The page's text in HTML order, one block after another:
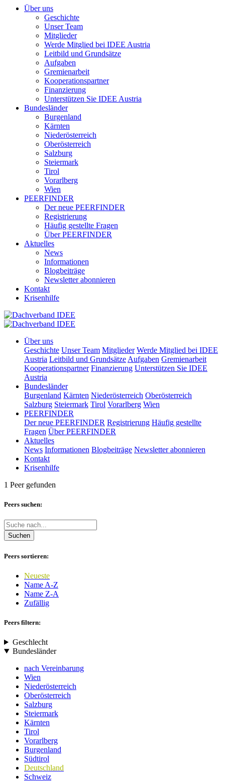
Über uns
Geschichte
Unser Team
Mitglieder
Werde Mitglied bei IDEE Austria
Leitbild und Grundsätze
Aufgaben
Gremienarbeit
Kooperationspartner
Finanzierung
Unterstützen Sie IDEE Austria
Bundesländer
Burgenland
Kärnten
Niederösterreich
Oberösterreich
Salzburg
Steiermark
Tirol
Vorarlberg
Wien
PEERFINDER
Der neue PEERFINDER
Registrierung
Häufig gestellte Fragen
Über PEERFINDER
Aktuelles
News
Informationen
Blogbeiträge
Newsletter abonnieren
Kontakt
Krisenhilfe
Über uns
Geschichte Unser Team Mitglieder Werde Mitglied bei IDEE
Austria Leitbild und Grundsätze Aufgaben Gremienarbeit
Kooperationspartner Finanzierung Unterstützen Sie IDEE
Austria
Bundesländer
Burgenland Kärnten Niederösterreich Oberösterreich
Salzburg Steiermark Tirol Vorarlberg Wien
PEERFINDER
Der neue PEERFINDER Registrierung Häufig gestellte
Fragen Über PEERFINDER
Aktuelles
News Informationen Blogbeiträge Newsletter abonnieren
Kontakt
Krisenhilfe
1 Peer gefunden
Peers suchen:
Suchen
Peers sortieren:
Neueste
Name A-Z
Name Z-A
Zufällig
Peers filtern:
Geschlecht
Bundesländer
nach Vereinbarung
Wien
Niederösterreich
Oberösterreich
Salzburg
Steiermark
Kärnten
Tirol
Vorarlberg
Burgenland
Südtirol
Deutschland
Schweiz